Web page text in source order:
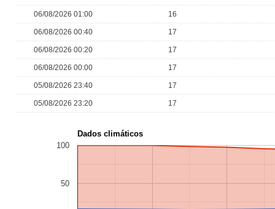
06/08/2026 01:00 16
06/08/2026 00:40 17
06/08/2026 00:20 17
06/08/2026 00:00 17
05/08/2026 23:40 17
05/08/2026 23:20 17
Dados climáticos
50
100